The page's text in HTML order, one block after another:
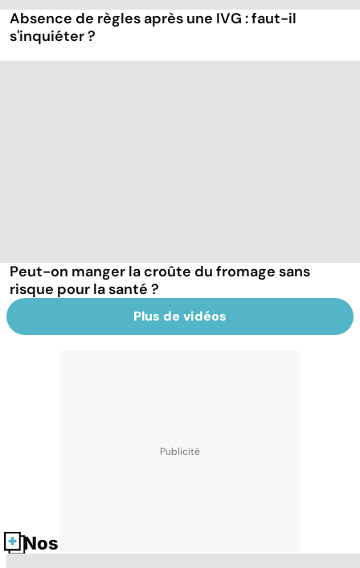
Absence de règles après une IVG : faut-il
s'inquiéter ?
Peut-on manger la croûte du fromage sans
risque pour la santé ?
Plus de vidéos
Nos fiches santé